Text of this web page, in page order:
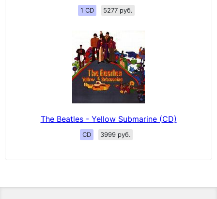
1 CD 5277 руб.
The Beatles - Yellow Submarine (CD)
CD 3999 руб.